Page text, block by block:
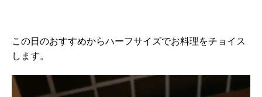
この日のおすすめからハーフサイズでお料理をチョイス
します。